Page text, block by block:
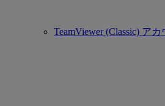
TeamViewer (Classic) ア